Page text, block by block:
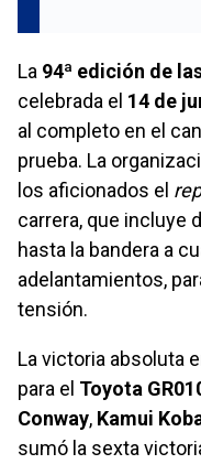
La 94ª edición de
celebrada el 14 de
al completo en el
prueba. La
los aficionados el
carrera, que incluye
hasta la bandera a
adelantamientos,
tensión.
La victoria absoluta
para el Toyota
Conway, Kamui
sumó la sexta